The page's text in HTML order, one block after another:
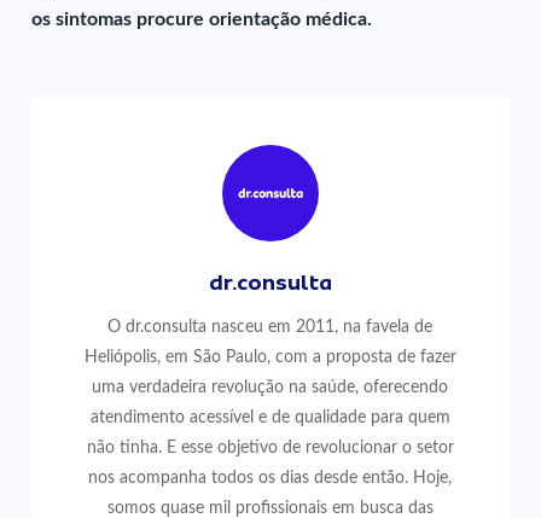
os sintomas procure orientação médica.
dr.consulta
O dr.consulta nasceu em 2011, na favela de
Heliópolis, em São Paulo, com a proposta de fazer
uma verdadeira revolução na saúde, oferecendo
atendimento acessível e de qualidade para quem
não tinha. E esse objetivo de revolucionar o setor
nos acompanha todos os dias desde então. Hoje,
somos quase mil profissionais em busca das